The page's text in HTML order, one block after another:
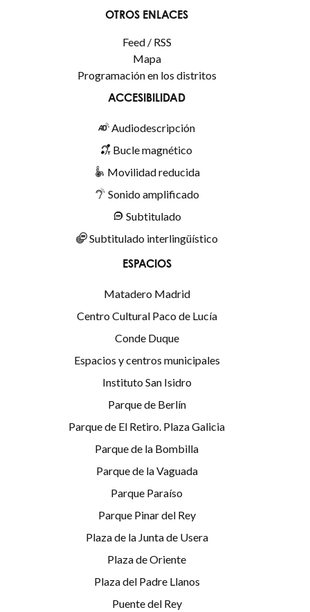
OTROS ENLACES
Feed / RSS
Mapa
Programación en los distritos
ACCESIBILIDAD
Audiodescripción
Bucle magnético
Movilidad reducida
Sonido amplificado
Subtitulado
Subtitulado interlingüístico
ESPACIOS
Matadero Madrid
Centro Cultural Paco de Lucía
Conde Duque
Espacios y centros municipales
Instituto San Isidro
Parque de Berlín
Parque de El Retiro. Plaza Galicia
Parque de la Bombilla
Parque de la Vaguada
Parque Paraíso
Parque Pinar del Rey
Plaza de la Junta de Usera
Plaza de Oriente
Plaza del Padre Llanos
Puente del Rey